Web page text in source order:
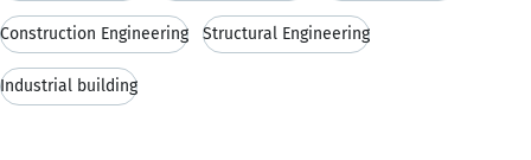
Construction Engineering Structural Engineering
Industrial building